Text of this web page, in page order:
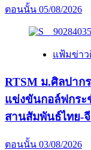
ตอนนั้น 05/08/2026
แฟ้มข่าว
RTSM ม.ศิลปาก
แข่งขันกอล์ฟกระ
สานสัมพันธ์ไทย-
ตอนนั้น 03/08/2026